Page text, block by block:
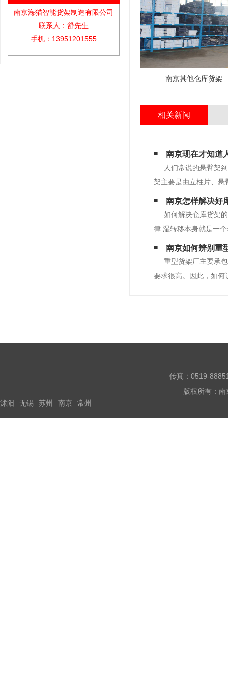
南京海猫智能货架制造有限公司
联系人：舒先生
手机：13951201555
南京其他仓库货架
相关新闻
南京现在才知道
人们常说的悬臂架
架主要是由立柱片、悬
度地提高仓库的空间
据实际需要进行很多
南京怎样解决好
如何解决仓库货架
律.湿转移本身就是一
外设计依据。选择合
保证应有的湿度小气
南京如何辨别重
重型货架厂主要承
要求很高。因此，如何
传真：0519-
版权所有：
沭阳
无锡 苏州 南京 常州